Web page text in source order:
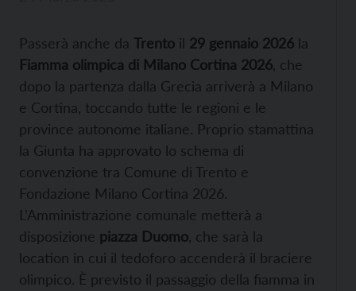
Passerà anche da Trento il 29 gennaio 2026 la
Fiamma olimpica di Milano Cortina 2026, che
dopo la partenza dalla Grecia arriverà a Milano
e Cortina, toccando tutte le regioni e le
province autonome italiane. Proprio stamattina
la Giunta ha approvato lo schema di
convenzione tra Comune di Trento e
Fondazione Milano Cortina 2026.
L’Amministrazione comunale metterà a
disposizione piazza Duomo, che sarà la
location in cui il tedoforo accenderà il braciere
olimpico. È previsto il passaggio della fiamma in